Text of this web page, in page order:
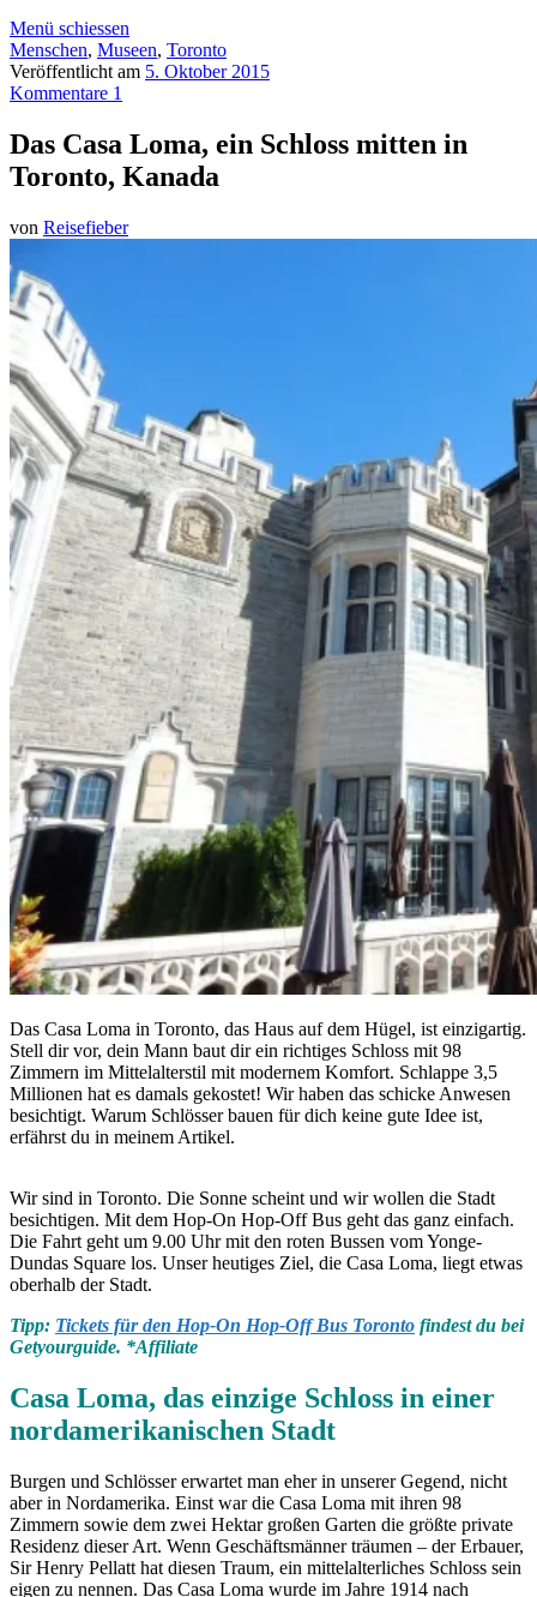
Menü schiessen
Menschen, Museen, Toronto
Veröffentlicht am 5. Oktober 2015
Kommentare 1
Das Casa Loma, ein Schloss mitten in
Toronto, Kanada
von Reisefieber
Das Casa Loma in Toronto, das Haus auf dem Hügel, ist einzigartig.
Stell dir vor, dein Mann baut dir ein richtiges Schloss mit 98
Zimmern im Mittelalterstil mit modernem Komfort. Schlappe 3,5
Millionen hat es damals gekostet! Wir haben das schicke Anwesen
besichtigt. Warum Schlösser bauen für dich keine gute Idee ist,
erfährst du in meinem Artikel.
Wir sind in Toronto. Die Sonne scheint und wir wollen die Stadt
besichtigen. Mit dem Hop-On Hop-Off Bus geht das ganz einfach.
Die Fahrt geht um 9.00 Uhr mit den roten Bussen vom Yonge-
Dundas Square los. Unser heutiges Ziel, die Casa Loma, liegt etwas
oberhalb der Stadt.
Tipp: Tickets für den Hop-On Hop-Off Bus Toronto findest du bei
Getyourguide. *Affiliate
Casa Loma, das einzige Schloss in einer
nordamerikanischen Stadt
Burgen und Schlösser erwartet man eher in unserer Gegend, nicht
aber in Nordamerika. Einst war die Casa Loma mit ihren 98
Zimmern sowie dem zwei Hektar großen Garten die größte private
Residenz dieser Art. Wenn Geschäftsmänner träumen – der Erbauer,
Sir Henry Pellatt hat diesen Traum, ein mittelalterliches Schloss sein
eigen zu nennen. Das Casa Loma wurde im Jahre 1914 nach